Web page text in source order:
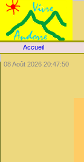
08 Août 2026 20:47:50
Accueil